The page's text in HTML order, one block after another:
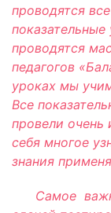
проводятся
проводятся
педагогов
уроках мы
Все
провели очень
себя многое
знания
Самое